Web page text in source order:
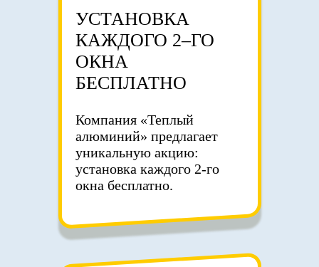
УСТАНОВКА
КАЖДОГО 2–ГО
ОКНА
БЕСПЛАТНО
Компания «Теплый
алюминий» предлагает
уникальную акцию:
установка каждого 2-го
окна бесплатно.